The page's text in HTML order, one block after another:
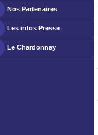
Nos Partenaires
Les infos Presse
Le Chardonnay